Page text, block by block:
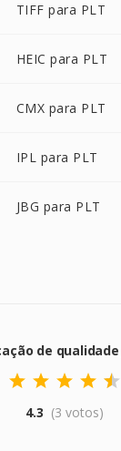
TIFF para PLT
HEIC para PLT
CMX para PLT
IPL para PLT
JBG para PLT
de qualidade
4.3 (3 votos)